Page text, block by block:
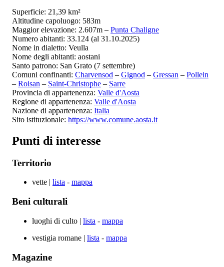
Superficie: 21,39 km²
Altitudine capoluogo: 583m
Maggior elevazione: 2.607m – Punta Chaligne
Numero abitanti: 33.124 (al 31.10.2025)
Nome in dialetto: Veulla
Nome degli abitanti: aostani
Santo patrono: San Grato (7 settembre)
Comuni confinanti: Charvensod – Gignod – Gressan – Pollein
– Roisan – Saint-Christophe – Sarre
Provincia di appartenenza: Valle d'Aosta
Regione di appartenenza: Valle d'Aosta
Nazione di appartenenza: Italia
Sito istituzionale: https://www.comune.aosta.it
Punti di interesse
Territorio
vette | lista - mappa
Beni culturali
luoghi di culto | lista - mappa
vestigia romane | lista - mappa
Magazine